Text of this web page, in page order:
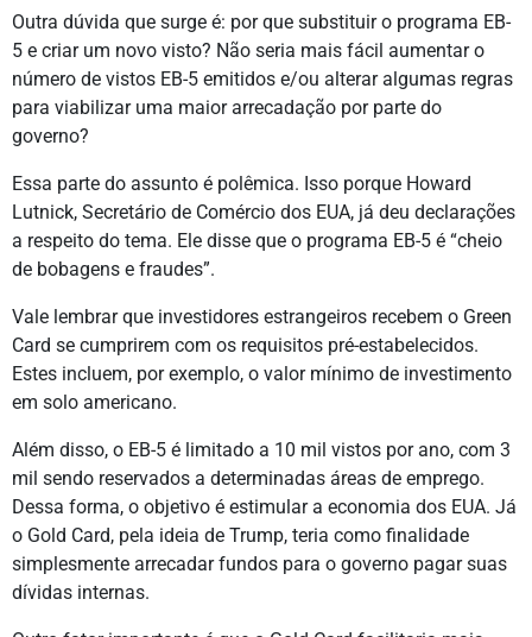
Outra dúvida que surge é: por que substituir o programa EB-
5 e criar um novo visto? Não seria mais fácil aumentar o
número de vistos EB-5 emitidos e/ou alterar algumas regras
para viabilizar uma maior arrecadação por parte do
governo?
Essa parte do assunto é polêmica. Isso porque Howard
Lutnick, Secretário de Comércio dos EUA, já deu declarações
a respeito do tema. Ele disse que o programa EB-5 é “cheio
de bobagens e fraudes”.
Vale lembrar que investidores estrangeiros recebem o Green
Card se cumprirem com os requisitos pré-estabelecidos.
Estes incluem, por exemplo, o valor mínimo de investimento
em solo americano.
Além disso, o EB-5 é limitado a 10 mil vistos por ano, com 3
mil sendo reservados a determinadas áreas de emprego.
Dessa forma, o objetivo é estimular a economia dos EUA. Já
o Gold Card, pela ideia de Trump, teria como finalidade
simplesmente arrecadar fundos para o governo pagar suas
dívidas internas.